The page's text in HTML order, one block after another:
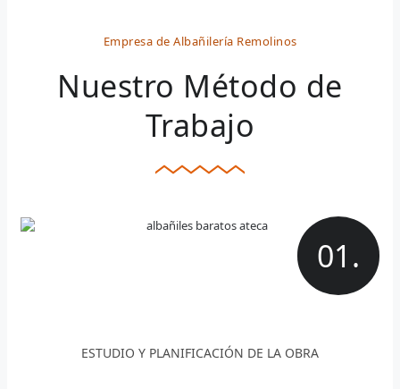
Empresa de Albañilería Remolinos
Nuestro Método de
Trabajo
01.
ESTUDIO Y PLANIFICACIÓN DE LA OBRA